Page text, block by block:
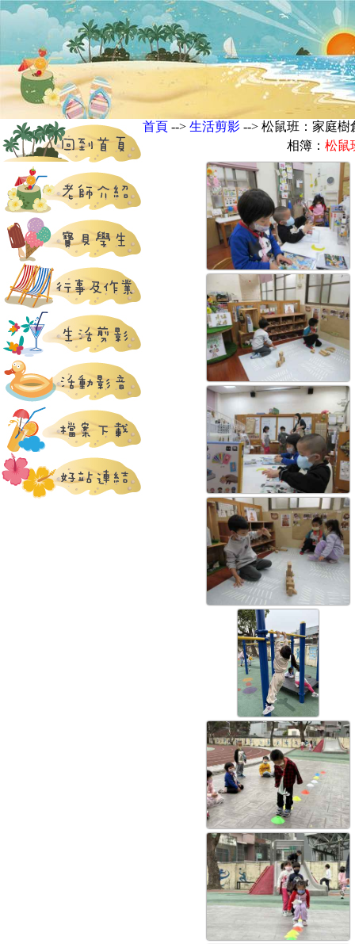
首頁 --> 生活剪影 --> 松鼠班：家庭
相簿： 松鼠